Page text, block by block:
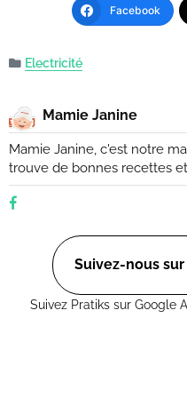
Facebook
Electricité
Mamie Janine
Mamie Janine, c'est notre
trouve de bonnes recettes
Suivez-nous
Suivez Pratiks sur Google